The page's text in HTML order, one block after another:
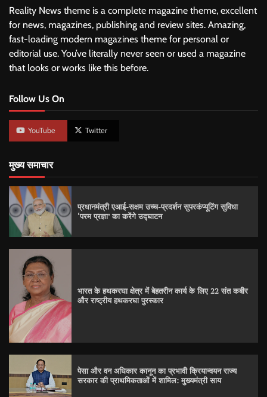
Reality News theme is a complete magazine theme, excellent
for news, magazines, publishing and review sites. Amazing,
fast-loading modern magazines theme for personal or
editorial use. You’ve literally never seen or used a magazine
that looks or works like this before.
Follow Us On
YouTube Twitter
मुख्य समाचार
प्रधानमंत्री एआई-सक्षम उच्च-प्रदर्शन सुपरकंप्यूटिंग सुविधा
‘परम प्रज्ञा’ का करेंगे उद्घाटन
भारत के हथकरघा क्षेत्र में बेहतरीन कार्य के लिए 22 संत कबीर
और राष्ट्रीय हथकरघा पुरस्कार
पेसा और वन अधिकार कानून का प्रभावी क्रियान्वयन राज्य
सरकार की प्राथमिकताओं में शामिल: मुख्यमंत्री साय